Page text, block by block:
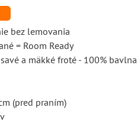
bez lemovania
= Room Ready
a mäkké froté - 100% bavlna
(pred praním)